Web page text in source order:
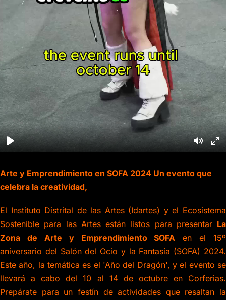
Arte y Emprendimiento en SOFA 2024 Un evento que
celebra la creatividad,
El Instituto Distrital de las Artes (Idartes) y el Ecosistema
Sostenible para las Artes están listos para presentar La
Zona de Arte y Emprendimiento SOFA en el 15º
aniversario del Salón del Ocio y la Fantasía (SOFA) 2024.
Este año, la temática es el 'Año del Dragón', y el evento se
llevará a cabo del 10 al 14 de octubre en Corferias.
Prepárate para un festín de actividades que resaltan la